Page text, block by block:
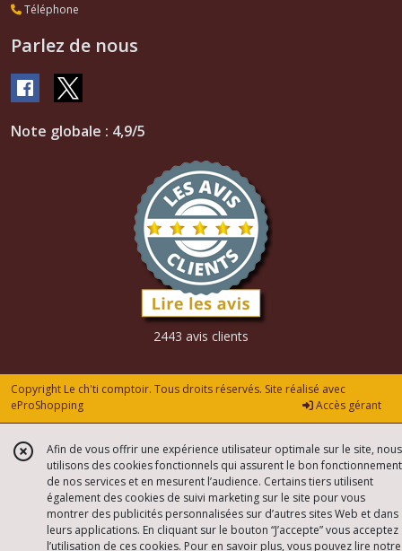
Téléphone
Parlez de nous
Note globale : 4,9/5
2443 avis clients
Copyright Le ch'ti comptoir. Tous droits réservés. Site réalisé avec
eProShopping
Accès gérant
Afin de vous offrir une expérience utilisateur optimale sur le site, nous
utilisons des cookies fonctionnels qui assurent le bon fonctionnement
de nos services et en mesurent l’audience. Certains tiers utilisent
également des cookies de suivi marketing sur le site pour vous
montrer des publicités personnalisées sur d’autres sites Web et dans
leurs applications. En cliquant sur le bouton “J’accepte” vous acceptez
l’utilisation de ces cookies. Pour en savoir plus, vous pouvez lire notre